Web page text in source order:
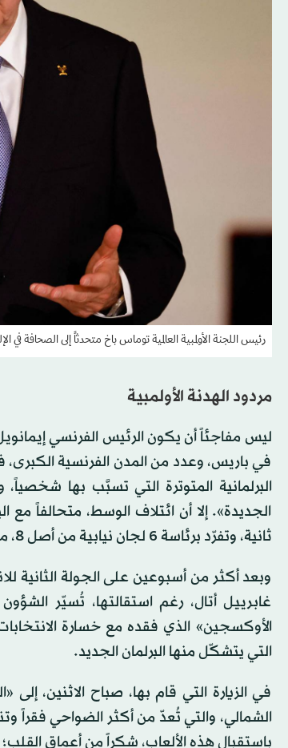
رئيس اللجنة الأولمبية العالمية توماس باخ متحدثاً إلى الصحافة في
مردود الهدنة الأولمبية
ليس مفاجئاً أن يكون الرئيس الفرنسي
في باريس، وعدد من المدن الفرنسية
البرلمانية المتوترة التي تسبَّب بها
الجديدة». إلا أن ائتلاف الوسط، متحالفاً مع
ثانية، وتفرّد برئاسة 6 لجان نيابية من أصل 8، ما خفّف من وقع الهزيمة.
وبعد أكثر من أسبوعين على الجولة الثانية
غابرييل أتال، رغم استقالتها، تُسيّر
الأوكسجين» الذي فقده مع خسارة
التي يتشكّل منها البرلمان الجديد.
في الزيارة التي قام بها، صباح الاثنين،
الشمالي، والتي تُعدّ من أكثر الضواحي فقراً
باستقبال هذه الألعاب، شكراً من أعماق